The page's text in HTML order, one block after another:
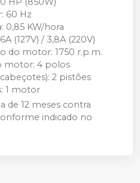
60 Hz
0,85 KW/hora
(127V) / 3,8A (220V)
do motor: 1750 r.p.m.
motor: 4 polos
2 pistões
1 motor
de 12 meses contra
indicado no